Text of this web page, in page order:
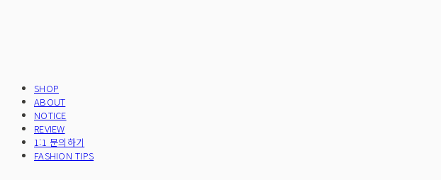
SHOP
ABOUT
NOTICE
REVIEW
1:1 문의하기
FASHION TIPS